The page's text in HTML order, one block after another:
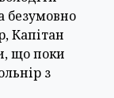
безумовно
Капітан
що поки
з